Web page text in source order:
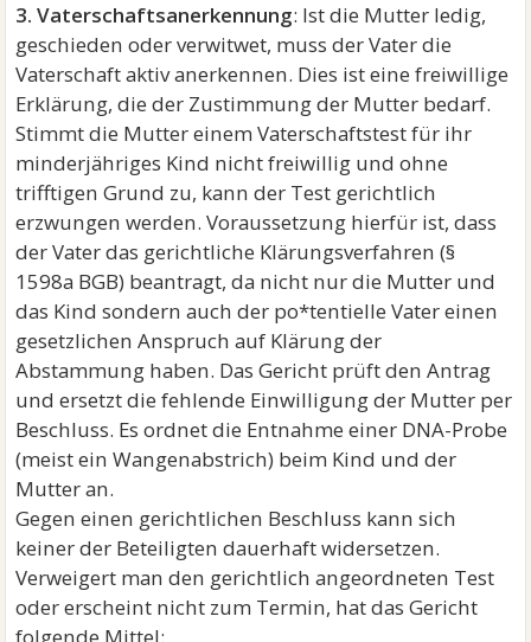
3. Vaterschaftsanerkennung: Ist die Mutter ledig,
geschieden oder verwitwet, muss der Vater die
Vaterschaft aktiv anerkennen. Dies ist eine freiwillige
Erklärung, die der Zustimmung der Mutter bedarf.
Stimmt die Mutter einem Vaterschaftstest für ihr
minderjähriges Kind nicht freiwillig und ohne
trifftigen Grund zu, kann der Test gerichtlich
erzwungen werden. Voraussetzung hierfür ist, dass
der Vater das gerichtliche Klärungsverfahren (§
1598a BGB) beantragt, da nicht nur die Mutter und
das Kind sondern auch der po*tentielle Vater einen
gesetzlichen Anspruch auf Klärung der
Abstammung haben. Das Gericht prüft den Antrag
und ersetzt die fehlende Einwilligung der Mutter per
Beschluss. Es ordnet die Entnahme einer DNA-Probe
(meist ein Wangenabstrich) beim Kind und der
Mutter an.
Gegen einen gerichtlichen Beschluss kann sich
keiner der Beteiligten dauerhaft widersetzen.
Verweigert man den gerichtlich angeordneten Test
oder erscheint nicht zum Termin, hat das Gericht